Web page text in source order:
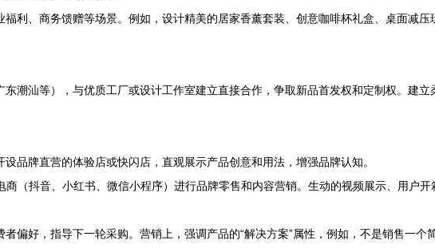
福利、商务馈赠等场景。例如，设计精美的居家香薰套装、创意咖啡杯礼盒、桌面减
东潮汕等），与优质工厂或设计工作室建立直接合作，争取新品首发权和定制权。建
品牌直营的体验店或快闪店，直观展示产品创意和用法，增强品牌认知。
（抖音、小红书、微信小程序）进行品牌零售和内容营销。生动的视频展示、用户
偏好，指导下一轮采购。营销上，强调产品的“解决方案”属性，例如，不是销售一个